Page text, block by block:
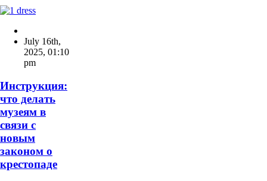
July 16th,
2025, 01:10
pm
Инструкция:
что делать
музеям в
связи с
новым
законом о
крестопаде